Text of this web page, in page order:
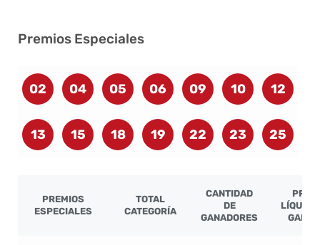
Premios Especiales
02 04 05 06 09 10 12
13 15 18 19 22 23 25
PREMIOS
ESPECIALES
TOTAL
CATEGORÍA
CANTIDAD
DE
GANADORES
LÍQUIDO